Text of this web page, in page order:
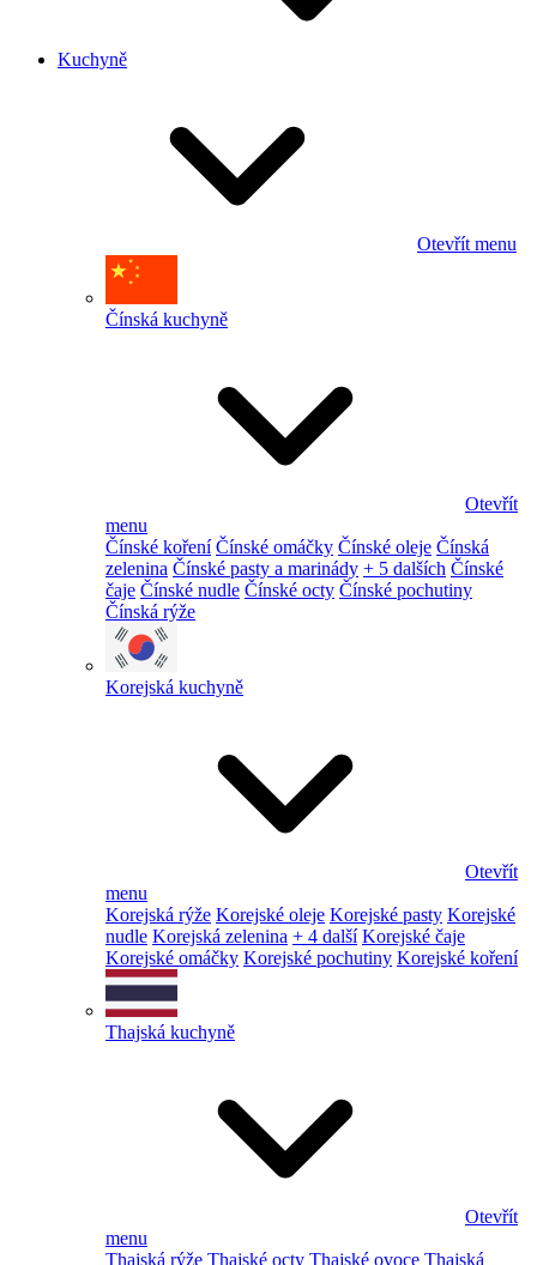
Kuchyně
Otevřít menu
Čínská kuchyně
Otevřít
menu
Čínské koření Čínské omáčky Čínské oleje Čínská
zelenina Čínské pasty a marinády + 5 dalších Čínské
čaje Čínské nudle Čínské octy Čínské pochutiny
Čínská rýže
Korejská kuchyně
Otevřít
menu
Korejská rýže Korejské oleje Korejské pasty Korejské
nudle Korejská zelenina + 4 další Korejské čaje
Korejské omáčky Korejské pochutiny Korejské koření
Thajská kuchyně
Otevřít
menu
Thajská rýže Thajské octy Thajské ovoce Thajská